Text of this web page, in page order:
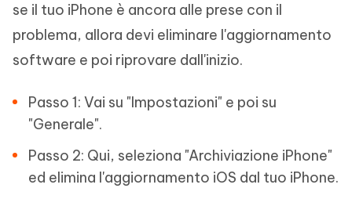
se il tuo iPhone è ancora alle prese con il
problema, allora devi eliminare l'aggiornamento
software e poi riprovare dall'inizio.
Passo 1: Vai su "Impostazioni" e poi su
"Generale".
Passo 2: Qui, seleziona "Archiviazione iPhone"
ed elimina l'aggiornamento iOS dal tuo iPhone.